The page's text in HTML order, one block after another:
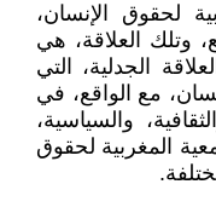
لحقوق الإنسان،
وتلك العلاقة، هي
الجدلية، التي
مع الواقع، في
والسياسية،
المغربية لحقوق